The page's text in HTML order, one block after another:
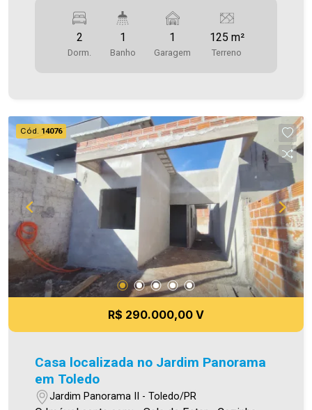
Ativa possui hoje uma das maiores carteiras de
imóveis administrados da cidade, atuando com
excelência tanto na locação quanto na venda.
todavia, reservamo-nos o direito de corrigir
qualquer erro de digitação e/ou ortografia, bem
como alteração dos preços e imagens. Fotos
meramente ilustrativas.
2
Dorm.
1
Banho
1
Garagem
125 m²
Terreno
Cód. 14076
R$ 290.000,00 V
Casa localizada no Jardim Panorama
em Toledo
Jardim Panorama II - Toledo/PR